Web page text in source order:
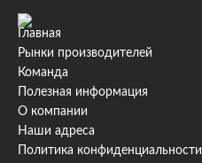
Главная
Рынки производителей
Команда
Полезная информация
О компании
Наши адреса
Политика конфиденциальности